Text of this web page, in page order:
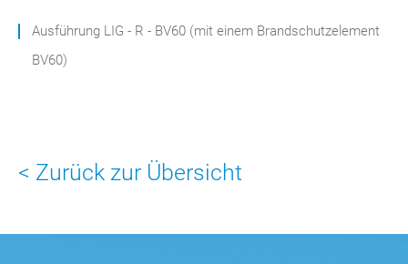
Ausführung LIG - R - BV60 (mit einem Brandschutzelement
BV60)
< Zurück zur Übersicht